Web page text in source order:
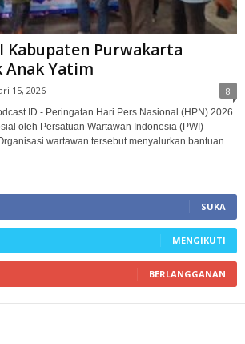
Kabupaten Purwakarta
Anak Yatim‎
15, 2026 8
- Peringatan Hari Pers Nasional (HPN) 2026
oleh Persatuan Wartawan Indonesia (PWI)
wartawan tersebut menyalurkan bantuan...
SUKA
MENGIKUTI
BERLANGGANAN